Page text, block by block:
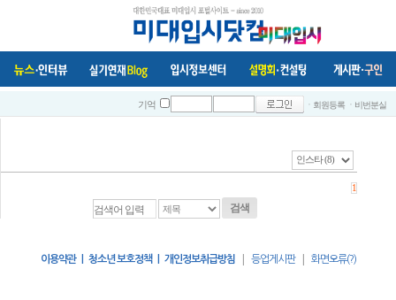
기억 ㆍ회원등록 ㆍ비번분실
1
검색
이용약관 | 청소년 보호정책 | 개인정보취급방침| 등업게시판| 화면오류(?)